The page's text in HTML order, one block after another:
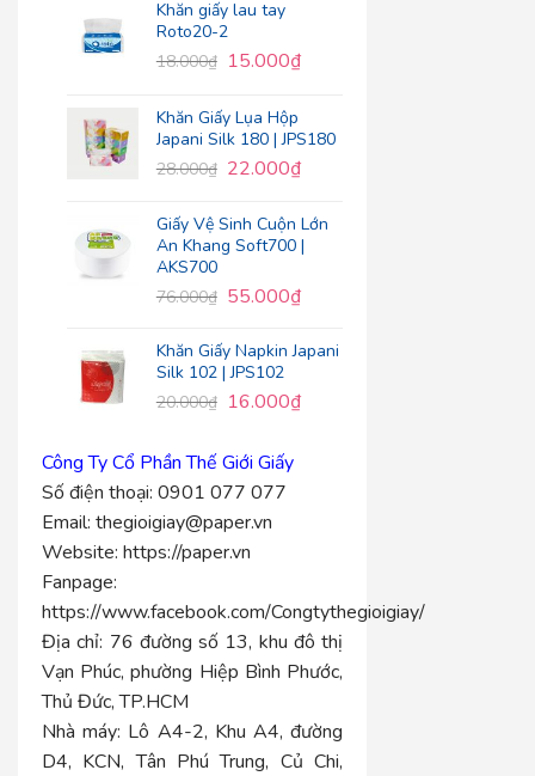
Khăn giấy lau tay
Roto20-2
18.000₫ 15.000₫
Khăn Giấy Lụa Hộp
Japani Silk 180 | JPS180
28.000₫ 22.000₫
Giấy Vệ Sinh Cuộn Lớn
An Khang Soft700 |
AKS700
76.000₫ 55.000₫
Khăn Giấy Napkin Japani
Silk 102 | JPS102
20.000₫ 16.000₫
Công Ty Cổ Phần Thế Giới Giấy
Số điện thoại: 0901 077 077
Email: thegioigiay@paper.vn
Website: https://paper.vn
Fanpage:
https://www.facebook.com/Congtythegioigiay/
Địa chỉ: 76 đường số 13, khu đô thị
Vạn Phúc, phường Hiệp Bình Phước,
Thủ Đức, TP.HCM
Nhà máy: Lô A4-2, Khu A4, đường
D4, KCN, Tân Phú Trung, Củ Chi,